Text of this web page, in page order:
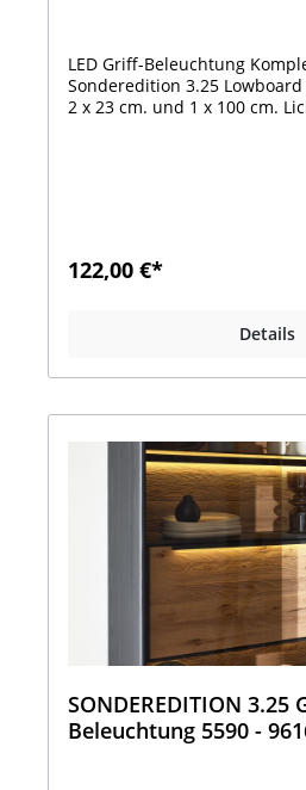
LED Griff-Beleuchtung
Sonderedition 3.25 Lowboard
2 x 23 cm. und 1 x 100 cm.
122,00 €*
Details
SONDEREDITION 3.25 Griff
Beleuchtung 5590 -